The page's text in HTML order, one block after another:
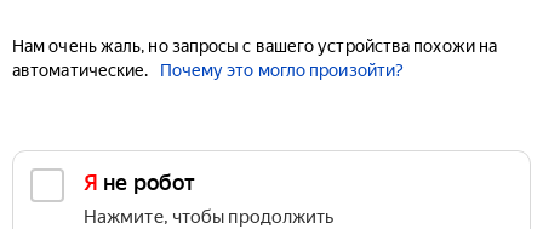
Нам очень жаль, но запросы с вашего устройства похожи на
автоматические.
Почему это могло произойти?
Я не робот
Нажмите, чтобы продолжить